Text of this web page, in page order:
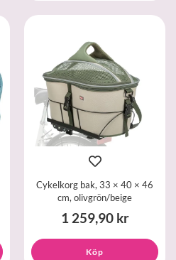
Cykelkorg bak, 33 × 40 × 46
cm, olivgrön/beige
1 259,90 kr
Köp